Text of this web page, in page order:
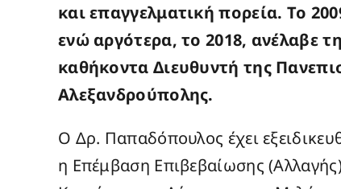
και επαγγελματική πορεία. Το
ενώ αργότερα, το 2018, ανέλαβε
καθήκοντα Διευθυντή της
Αλεξανδρούπολης.
Ο Δρ. Παπαδόπουλος έχει
η Επέμβαση Επιβεβαίωσης